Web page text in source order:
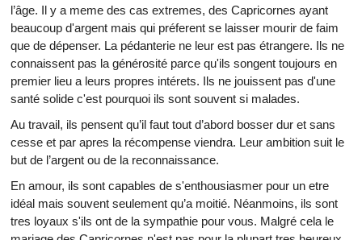
l’âge. Il y a meme des cas extremes, des Capricornes ayant
beaucoup d'argent mais qui préferent se laisser mourir de faim
que de dépenser. La pédanterie ne leur est pas étrangere. Ils ne
connaissent pas la générosité parce qu'ils songent toujours en
premier lieu a leurs propres intérets. Ils ne jouissent pas d'une
santé solide c'est pourquoi ils sont souvent si malades.
Au travail, ils pensent qu’il faut tout d’abord bosser dur et sans
cesse et par apres la récompense viendra. Leur ambition suit le
but de l’argent ou de la reconnaissance.
En amour, ils sont capables de s'enthousiasmer pour un etre
idéal mais souvent seulement qu’a moitié. Néanmoins, ils sont
tres loyaux s'ils ont de la sympathie pour vous. Malgré cela le